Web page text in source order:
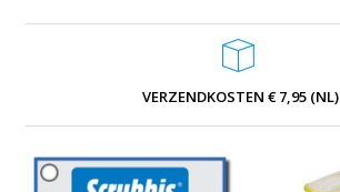
VERZENDKOSTEN € 7,95 (NL)